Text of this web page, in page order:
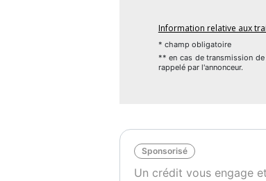
Information relative aux
* champ obligatoire
** en cas de transmission
rappelé par l'annonceur.
Sponsorisé
Un crédit vous engage